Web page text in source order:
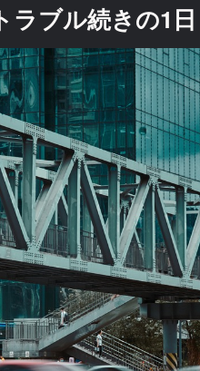
ラブル続きの1日